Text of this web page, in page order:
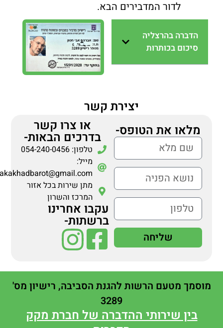
לדור המדבירים הבא.
הדברה בהרצליה
סיכום בכותרות
יצירת קשר
מלאו את הטופס-
שליחה
או צרו קשר
בדרכים הבאות-
טלפון: 054-240-0456
מייל:
makakhadbarot@gmail.com
מתן שירות בכל אזור
המרכז והשרון
עקבו אחרינו
ברשתות-
מוסמך מטעם הרשות להגנת הסביבה, רישיון מס'
3289
בין שירותי ההדברה של חברת מקק